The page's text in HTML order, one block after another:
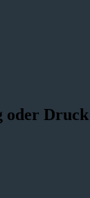
oder